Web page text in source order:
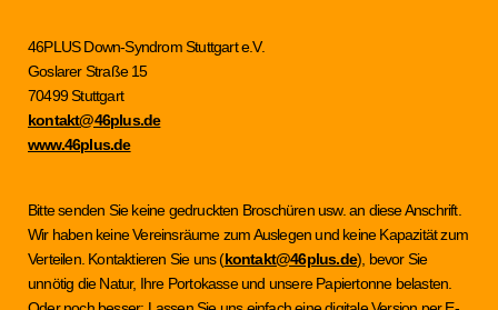
46PLUS Down-Syndrom Stuttgart e.V.
Goslarer Straße 15
70499 Stuttgart
kontakt@46plus.de
www.46plus.de
Bitte senden Sie keine gedruckten Broschüren usw. an diese Anschrift.
Wir haben keine Vereinsräume zum Auslegen und keine Kapazität zum
Verteilen. Kontaktieren Sie uns (kontakt@46plus.de), bevor Sie
unnötig die Natur, Ihre Portokasse und unsere Papiertonne belasten.